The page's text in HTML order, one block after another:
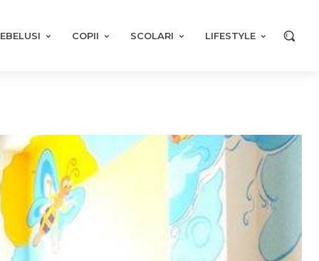
COPII SCOLARI LIFESTYLE